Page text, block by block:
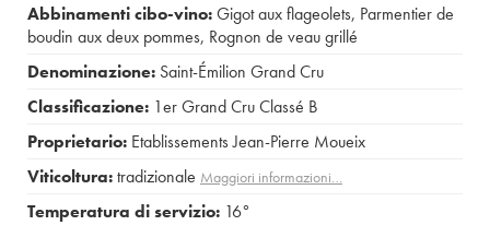
Abbinamenti cibo-vino:Gigot aux flageolets, Parmentier de
boudin aux deux pommes, Rognon de veau grillé
Denominazione: Saint-Émilion Grand Cru
Classificazione: 1er Grand Cru Classé B
Proprietario: Etablissements Jean-Pierre Moueix
Viticoltura:tradizionale Maggiori informazioni…
Temperatura di servizio: 16°